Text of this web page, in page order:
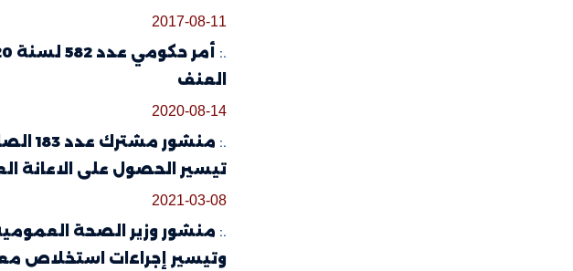
2017-08-11
.:
العنف
2020-08-14
.:
تيسير الحصول على الاعانة
2021-03-08
.:
وتيسير إجراءات استخلاص